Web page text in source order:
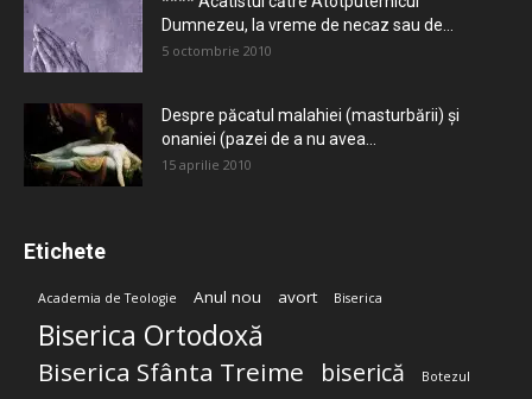
Dumnezeu, la vreme de necaz sau de...
5 octombrie 2010
Despre păcatul malahiei (masturbării) şi
onaniei (pazei de a nu avea...
15 aprilie 2010
Etichete
Academia de Teologie Anul nou avort Biserica
Biserica Ortodoxă
Biserica Sfânta Treime biserică Botezul